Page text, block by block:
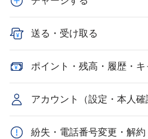
送る・受け取る
ポイント・残高・履歴・キ
アカウント（設定・本人確
紛失・電話番号変更・解約